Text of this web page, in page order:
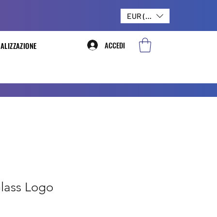
ACCEDI
EUR (€)
Logo